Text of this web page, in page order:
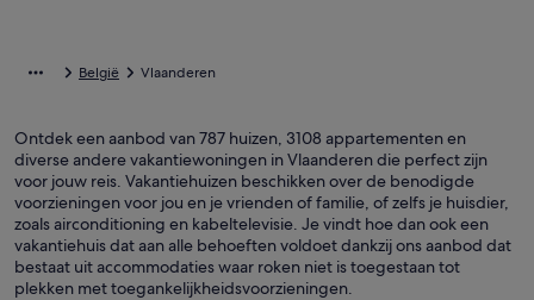
België Vlaanderen
Ontdek een aanbod van 787 huizen, 3108 appartementen en
diverse andere vakantiewoningen in Vlaanderen die perfect zijn
voor jouw reis. Vakantiehuizen beschikken over de benodigde
voorzieningen voor jou en je vrienden of familie, of zelfs je huisdier,
zoals airconditioning en kabeltelevisie. Je vindt hoe dan ook een
vakantiehuis dat aan alle behoeften voldoet dankzij ons aanbod dat
bestaat uit accommodaties waar roken niet is toegestaan tot
plekken met toegankelijkheidsvoorzieningen.